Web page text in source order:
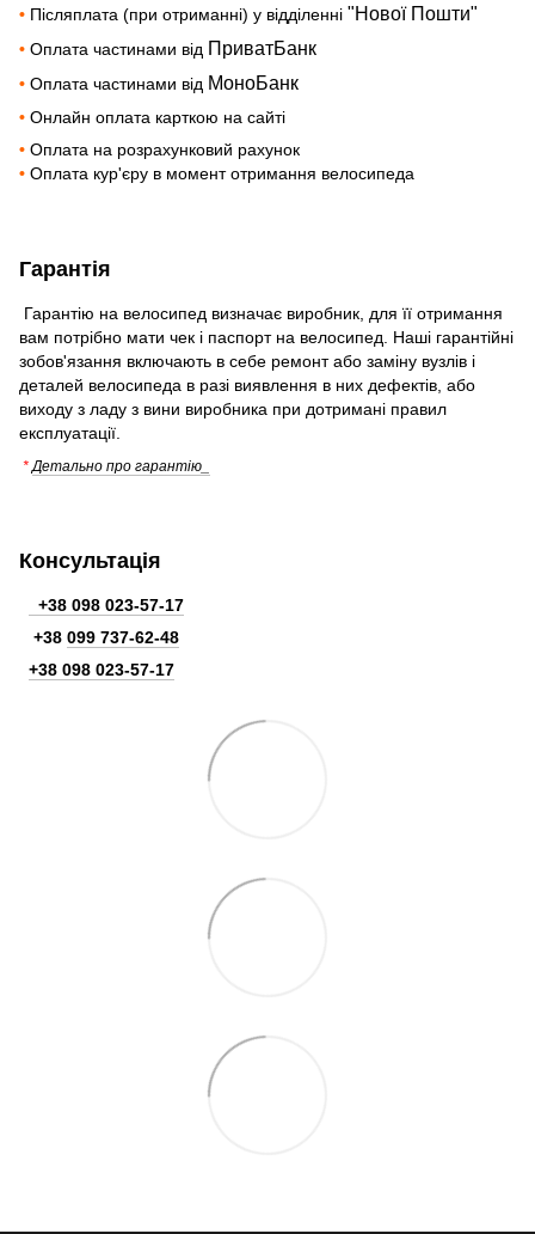
• Післяплата (при отриманні) у відділенні "Нової Пошти"
• Оплата частинами від ПриватБанк
• Оплата частинами від МоноБанк
• Онлайн оплата карткою на сайті
• Оплата на розрахунковий рахунок
• Оплата кур'єру в момент отримання велосипеда
Гарантія
Гарантію на велосипед визначає виробник, для її отримання
вам потрібно мати чек і паспорт на велосипед. Наші гарантійні
зобов'язання включають в себе ремонт або заміну вузлів і
деталей велосипеда в разі виявлення в них дефектів, або
виходу з ладу з вини виробника при дотримані правил
експлуатації.
* Детально про гарантію_
Консультація
+38 098 023-57-17
+38 099 737-62-48
+38 098 023-57-17